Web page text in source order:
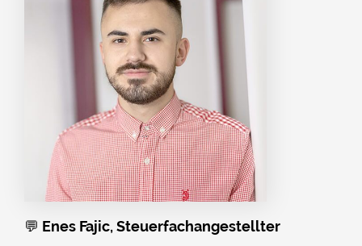
💬 Enes Fajic, Steuerfachangestellter